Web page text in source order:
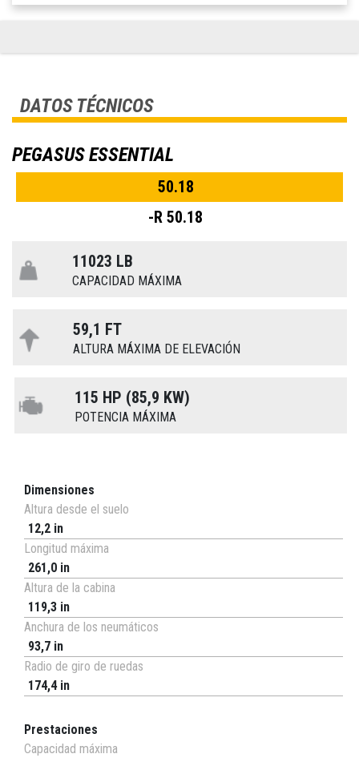
DATOS TÉCNICOS
PEGASUS ESSENTIAL
50.18
-R 50.18
11023 LB
CAPACIDAD MÁXIMA
59,1 FT
ALTURA MÁXIMA DE ELEVACIÓN
115 HP (85,9 KW)
POTENCIA MÁXIMA
Dimensiones
Altura desde el suelo
12,2 in
Longitud máxima
261,0 in
Altura de la cabina
119,3 in
Anchura de los neumáticos
93,7 in
Radio de giro de ruedas
174,4 in
Prestaciones
Capacidad máxima